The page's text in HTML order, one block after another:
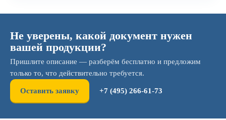
Не уверены, какой документ нужен
вашей продукции?
Пришлите описание — разберём бесплатно и предложим
только то, что действительно требуется.
Оставить заявку +7 (495) 266-61-73